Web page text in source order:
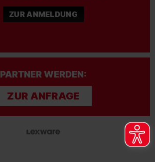
ZUR ANMELDUNG
PARTNER WERDEN:
ZUR ANFRAGE